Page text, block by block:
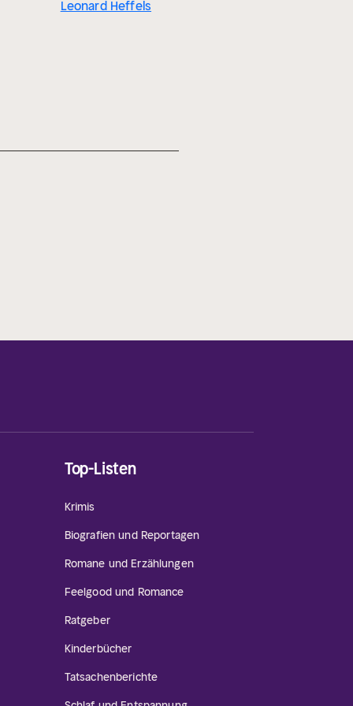
Leonard Heffels
Top-Listen
Krimis
Biografien und Reportagen
Romane und Erzählungen
Feelgood und Romance
Ratgeber
Kinderbücher
Tatsachenberichte